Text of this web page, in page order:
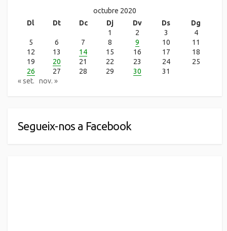
octubre 2020
Dl
Dt Dc Dj Dv Ds
Dg
1
2 3
4
5
6 7 8 9 10
11
12
13 14 15 16 17
18
19
20 21 22 23 24
25
26
27 28 29 30
31
« set.
nov. »
Segueix-nos a Facebook